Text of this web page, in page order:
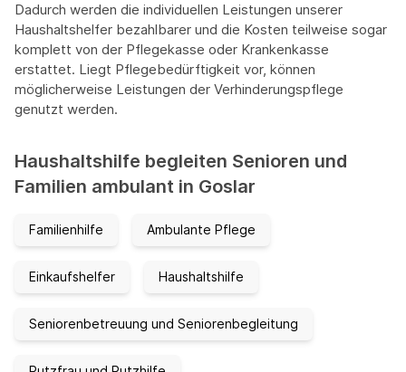
Dadurch werden die individuellen Leistungen unserer
Haushaltshelfer bezahlbarer und die Kosten teilweise sogar
komplett von der Pflegekasse oder Krankenkasse
erstattet. Liegt Pflegebedürftigkeit vor, können
möglicherweise Leistungen der Verhinderungspflege
genutzt werden.
Haushaltshilfe begleiten Senioren und
Familien ambulant in Goslar
Familienhilfe Ambulante Pflege
Einkaufshelfer Haushaltshilfe
Seniorenbetreuung und Seniorenbegleitung